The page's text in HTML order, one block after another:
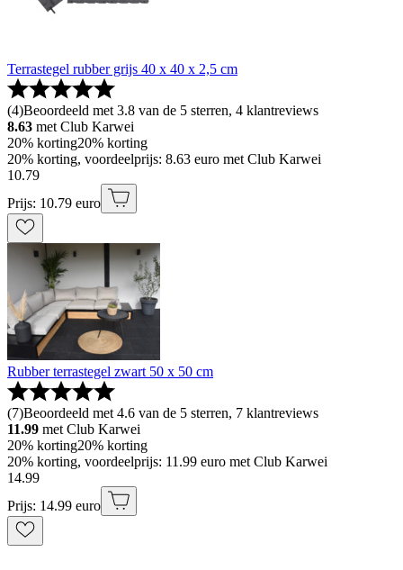
Terrastegel rubber grijs 40 x 40 x 2,5 cm
(4)Beoordeeld met 3.8 van de 5 sterren, 4 klantreviews
8.63 met Club Karwei
20% korting20% korting
20% korting, voordeelprijs: 8.63 euro met Club Karwei
10.79
Prijs: 10.79 euro
Rubber terrastegel zwart 50 x 50 cm
(7)Beoordeeld met 4.6 van de 5 sterren, 7 klantreviews
11.99 met Club Karwei
20% korting20% korting
20% korting, voordeelprijs: 11.99 euro met Club Karwei
14.99
Prijs: 14.99 euro